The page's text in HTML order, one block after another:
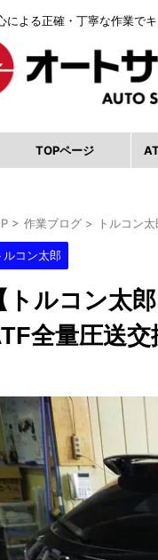
による正確・丁寧な作業で
TOPページ
> 作業ブログ > トルコン太
ルコン太郎
トルコン太
全量圧送